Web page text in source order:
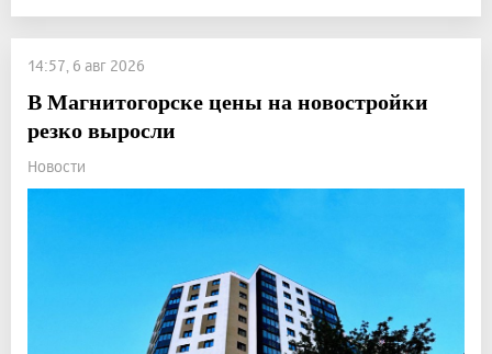
14:57, 6 авг 2026
В Магнитогорске цены на новостройки
резко выросли
Новости